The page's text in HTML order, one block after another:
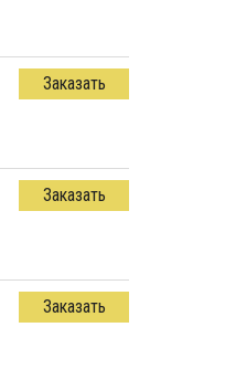
Заказать
Заказать
Заказать